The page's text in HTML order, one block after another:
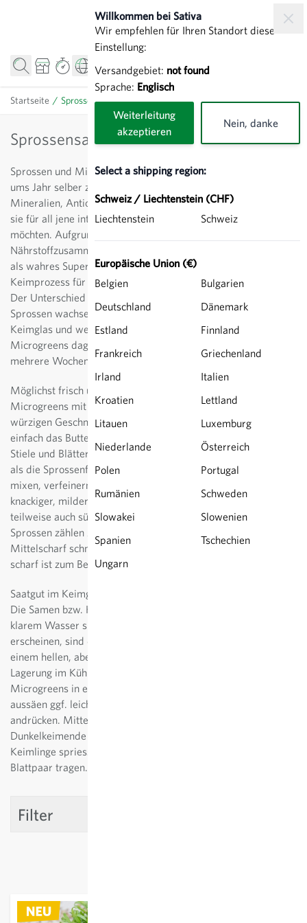
Willkommen bei Sativa
Wir empfehlen für Ihren Standort diese
Einstellung:
Versandgebiet: not found
Sprache: Englisch
Weiterleitung
akzeptieren
Nein, danke
Select a shipping region:
Schweiz / Liechtenstein (CHF)
Liechtenstein
Schweiz
Europäische Union (€)
Belgien
Bulgarien
Deutschland
Dänemark
Estland
Finnland
Frankreich
Griechenland
Irland
Italien
Kroatien
Lettland
Litauen
Luxemburg
Niederlande
Österreich
Polen
Portugal
Rumänien
Schweden
Slowakei
Slowenien
Spanien
Tschechien
Ungarn
Startseite / Sprossensamen
Sprossensamen
Sprossen und Microgreens lassen sich ganz einfach und rund
ums Jahr selber ziehen. Rasch wachsend, reich an Vitaminen,
Mineralien, Antioxidantien und essentiellen Aminosäuren sind
sie für all jene interessant, die sich bewusst ernähren
möchten. Aufgrund ihrer günstigen
Nährstoffzusammensetzung liegen Sprossen und Microgreens
als wahres Superfood im Trend. Nicht zuletzt ist ihr
Keimprozess für Groß und Klein spannend mitzuverfolgen.
Der Unterschied zwischen Sprossen und Microgreens:
Sprossen wachsen ohne Substrat, zum Beispiel in einem
Keimglas und werden schon nach wenigen Tagen geerntet.
Microgreens dagegen gedeihen bis zur Ernte für ein bis
mehrere Wochen in Substrat, beispielsweise Anzuchterde.
Möglichst frisch und ungekocht verfeinern Sprossen sowie
Microgreens mit ihrem milden über aromatisch bis scharf-
würzigen Geschmack Salate, Suppen, Smoothies oder ganz
einfach das Butterbrot. Bei Microgreens werden nur die zarten
Stiele und Blätter verspeist. Ihr Geschmack ist meist intensiver
als die Sprossenform. Sie lassen sich sehr gut in Smoothies
mixen, verfeinern und verschönern Speisen. Sprossen sind
knackiger, milder und ebenfalls vielseitig in salzigen und
teilweise auch süssen Speisen einsetzbar. Zu den milden
Sprossen zählen Alfalfa, Linse, Rotklee oder Mungobohne.
Mittelscharf schmecken Bockshornklee oder Kohlrabi. Richtig
scharf ist zum Beispiel Rettich.
Saatgut im Keimglas für einige Stunden in Wasser einweichen.
Die Samen bzw. Keimlinge mindestens zweimal täglich mit
klarem Wasser spülen. Sobald die ersten Keimblätter
erscheinen, sind die Sprossen erntereif. Das Glas sollte an
einem hellen, aber nicht sonnigen und warmen Ort stehen. Bei
Lagerung im Kühlschrank sind Sprossen einige Tage haltbar.
Microgreens in einer Anzuchtschale mit Substrat eher dicht
aussäen ggf. leicht mit Erde bedecken und vorsichtig
andrücken. Mittels Sprühflasche regelmässig wässern.
Dunkelkeimende Samen sollten dunkel stehen. Sobald die
Keimlinge spriessen, wachsen lassen, bis sie das erste
Blattpaar tragen. Zur Ernte direkt über der Erde abschneiden.
Filter